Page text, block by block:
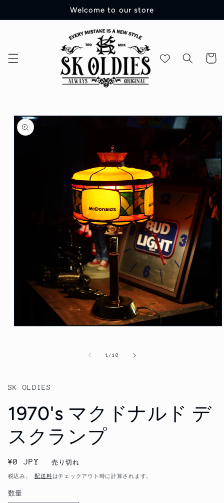
進む
Welcome to our store
ー
商品情
報にス
キップ
デ
(1)
を
く
1/の
10
SK OLDIES
1970's マクドナルド デ
スクランプ
通
常
格
¥0 JPY 売り切れ
税込み。配送料はチェックアウト時に計算されます。
数量